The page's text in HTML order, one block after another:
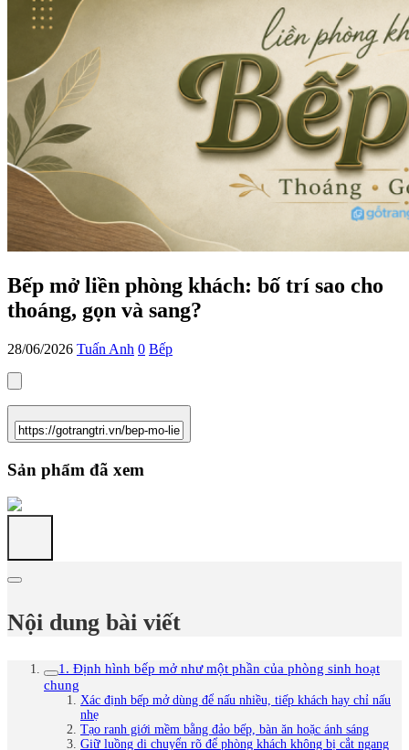
Bếp mở liền phòng khách: bố trí sao cho
thoáng, gọn và sang?
28/06/2026 Tuấn Anh 0 Bếp
Sản phẩm đã xem
Nội dung bài viết
1. Định hình bếp mở như một phần của phòng sinh hoạt
chung
Xác định bếp mở dùng để nấu nhiều, tiếp khách hay chỉ nấu
nhẹ
Tạo ranh giới mềm bằng đảo bếp, bàn ăn hoặc ánh sáng
Giữ luồng di chuyển rõ để phòng khách không bị cắt ngang